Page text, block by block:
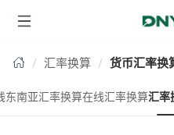
台湾
汇率换算 货币汇率换
东南亚汇率换算在线汇率换算汇率